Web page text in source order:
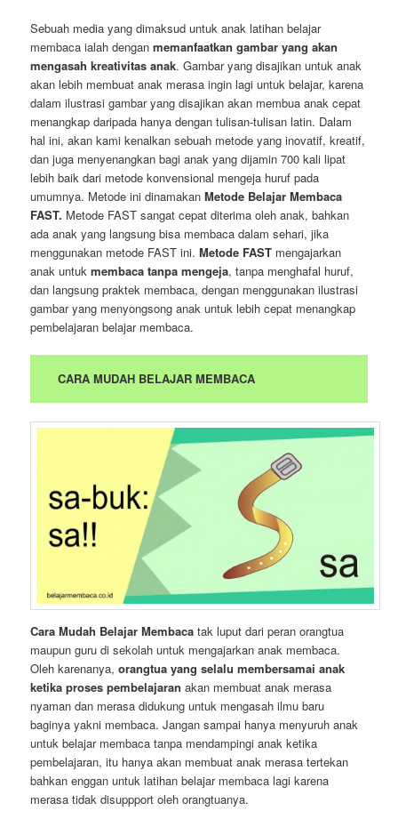
Sebuah media yang dimaksud untuk anak latihan belajar
membaca ialah denganmemanfaatkan gambar yang akan
mengasah kreativitas anak. Gambar yang disajikan untuk anak
akan lebih membuat anak merasa ingin lagi untuk belajar, karena
dalam ilustrasi gambar yang disajikan akan membua anak cepat
menangkap daripada hanya dengan tulisan-tulisan latin. Dalam
hal ini, akan kami kenalkan sebuah metode yang inovatif, kreatif,
dan juga menyenangkan bagi anak yang dijamin 700 kali lipat
lebih baik dari metode konvensional mengeja huruf pada
umumnya. Metode ini dinamakanMetode Belajar Membaca
FAST. Metode FAST sangat cepat diterima oleh anak, bahkan
ada anak yang langsung bisa membaca dalam sehari, jika
menggunakan metode FAST ini.Metode FAST mengajarkan
anak untukmembaca tanpa mengeja, tanpa menghafal huruf,
dan langsung praktek membaca, dengan menggunakan ilustrasi
gambar yang menyongsong anak untuk lebih cepat menangkap
pembelajaran belajar membaca.
CARA MUDAH BELAJAR MEMBACA
Cara Mudah Belajar Membaca tak luput dari peran orangtua
maupun guru di sekolah untuk mengajarkan anak membaca.
Oleh karenanya, orangtua yang selalu membersamai anak
ketika proses pembelajaran akan membuat anak merasa
nyaman dan merasa didukung untuk mengasah ilmu baru
baginya yakni membaca. Jangan sampai hanya menyuruh anak
untuk belajar membaca tanpa mendampingi anak ketika
pembelajaran, itu hanya akan membuat anak merasa tertekan
bahkan enggan untuk latihan belajar membaca lagi karena
merasa tidak disuppport oleh orangtuanya.